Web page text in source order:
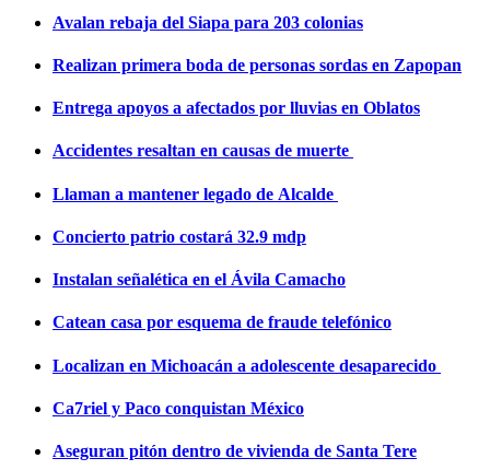
Avalan rebaja del Siapa para 203 colonias
Realizan primera boda de personas sordas en Zapopan
Entrega apoyos a afectados por lluvias en Oblatos
Accidentes resaltan en causas de muerte
Llaman a mantener legado de Alcalde
Concierto patrio costará 32.9 mdp
Instalan señalética en el Ávila Camacho
Catean casa por esquema de fraude telefónico
Localizan en Michoacán a adolescente desaparecido
Ca7riel y Paco conquistan México
Aseguran pitón dentro de vivienda de Santa Tere